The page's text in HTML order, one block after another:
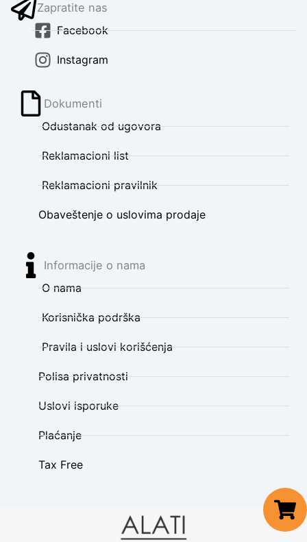
Zapratite nas
Facebook
Instagram
Dokumenti
Odustanak od ugovora
Reklamacioni list
Reklamacioni pravilnik
Obaveštenje o uslovima prodaje
Informacije o nama
O nama
Korisnička podrška
Pravila i uslovi korišćenja
Polisa privatnosti
Uslovi isporuke
Plaćanje
Tax Free